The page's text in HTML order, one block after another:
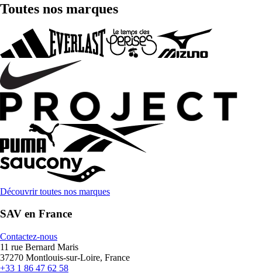
Toutes nos marques
Découvrir toutes nos marques
SAV en France
Contactez-nous
11 rue Bernard Maris
37270 Montlouis-sur-Loire, France
+33 1 86 47 62 58